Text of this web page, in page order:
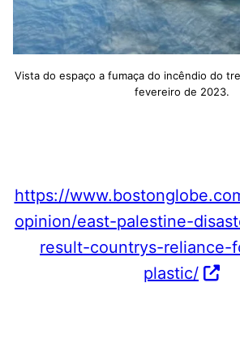
Vista do espaço a fumaça do incêndio do
fevereiro de 2023.
https://
opinion/east-palestine-
result-countrys-reliance-
plastic/